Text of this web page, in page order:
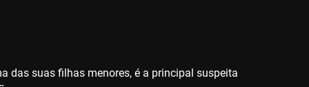
das suas filhas menores, é a principal suspeita